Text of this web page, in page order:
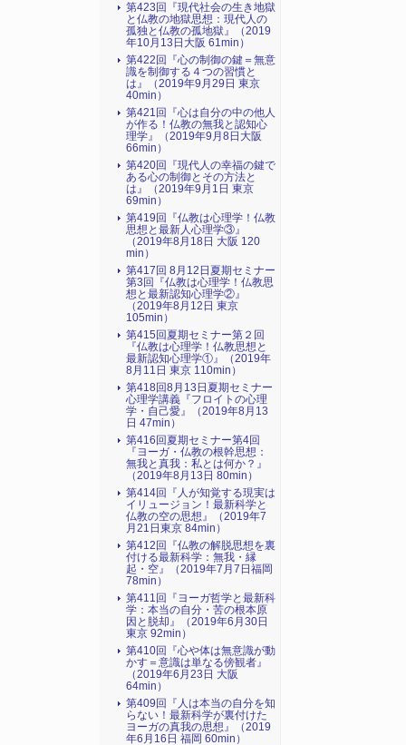
第423回『現代社会の生き地獄
と仏教の地獄思想：現代人の
孤独と仏教の孤地獄』（2019
年10月13日大阪 61min）
第422回『心の制御の鍵＝無意
識を制御する４つの習慣と
は』（2019年9月29日 東京
40min）
第421回『心は自分の中の他人
が作る！仏教の無我と認知心
理学』（2019年9月8日大阪
66min）
第420回『現代人の幸福の鍵で
ある心の制御とその方法と
は』（2019年9月1日 東京
69min）
第419回『仏教は心理学！仏教
思想と最新人心理学③』
（2019年8月18日 大阪 120
min）
第417回 8月12日夏期セミナー
第3回『仏教は心理学！仏教思
想と最新認知心理学②』
（2019年8月12日 東京
105min）
第415回夏期セミナー第２回
『仏教は心理学！仏教思想と
最新認知心理学①』（2019年
8月11日 東京 110min）
第418回8月13日夏期セミナー
心理学講義『フロイトの心理
学・自己愛』（2019年8月13
日 47min）
第416回夏期セミナー第4回
『ヨーガ・仏教の根幹思想：
無我と真我：私とは何か？』
（2019年8月13日 80min）
第414回『人が知覚する現実は
イリュージョン！最新科学と
仏教の空の思想』（2019年7
月21日東京 84min）
第412回『仏教の解脱思想を裏
付ける最新科学：無我・縁
起・空』（2019年7月7日福岡
78min）
第411回『ヨーガ哲学と最新科
学：本当の自分・苦の根本原
因と脱却』（2019年6月30日
東京 92min）
第410回『心や体は無意識が動
かす＝意識は単なる傍観者』
（2019年6月23日 大阪
64min）
第409回『人は本当の自分を知
らない！最新科学が裏付けた
ヨーガの真我の思想』（2019
年6月16日 福岡 60min）